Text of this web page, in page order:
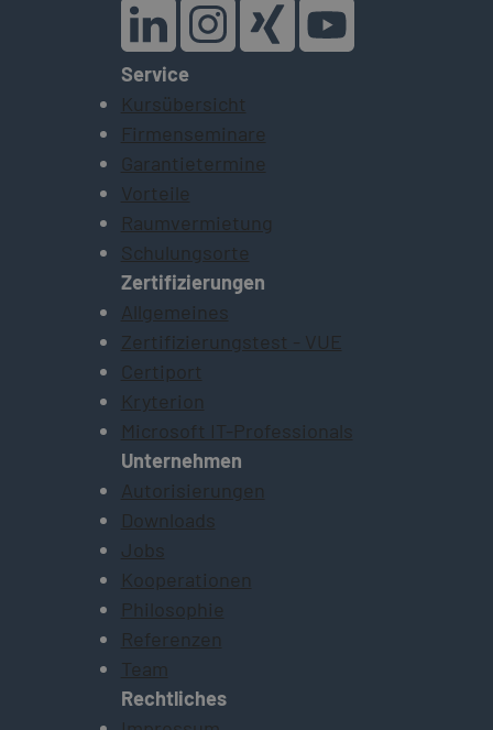
Service
Kursübersicht
Firmenseminare
Garantietermine
Vorteile
Raumvermietung
Schulungsorte
Zertifizierungen
Allgemeines
Zertifizierungstest - VUE
Certiport
Kryterion
Microsoft IT-Professionals
Unternehmen
Autorisierungen
Downloads
Jobs
Kooperationen
Philosophie
Referenzen
Team
Rechtliches